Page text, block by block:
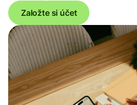
Založte si účet